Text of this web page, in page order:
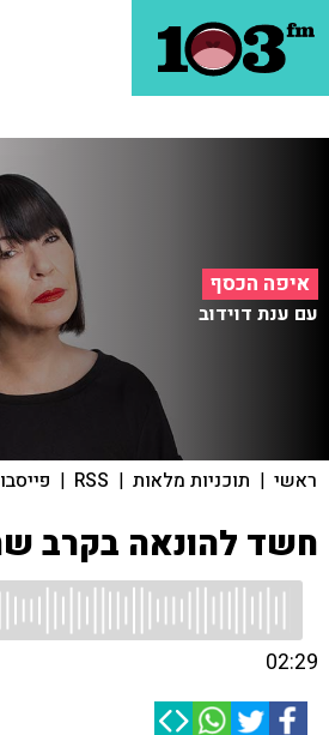
איפה הכסף
עם ענת דוידוב
ראשי | תוכניות מלאות |
RSS
|
חשד להונאה בקרב
02:29